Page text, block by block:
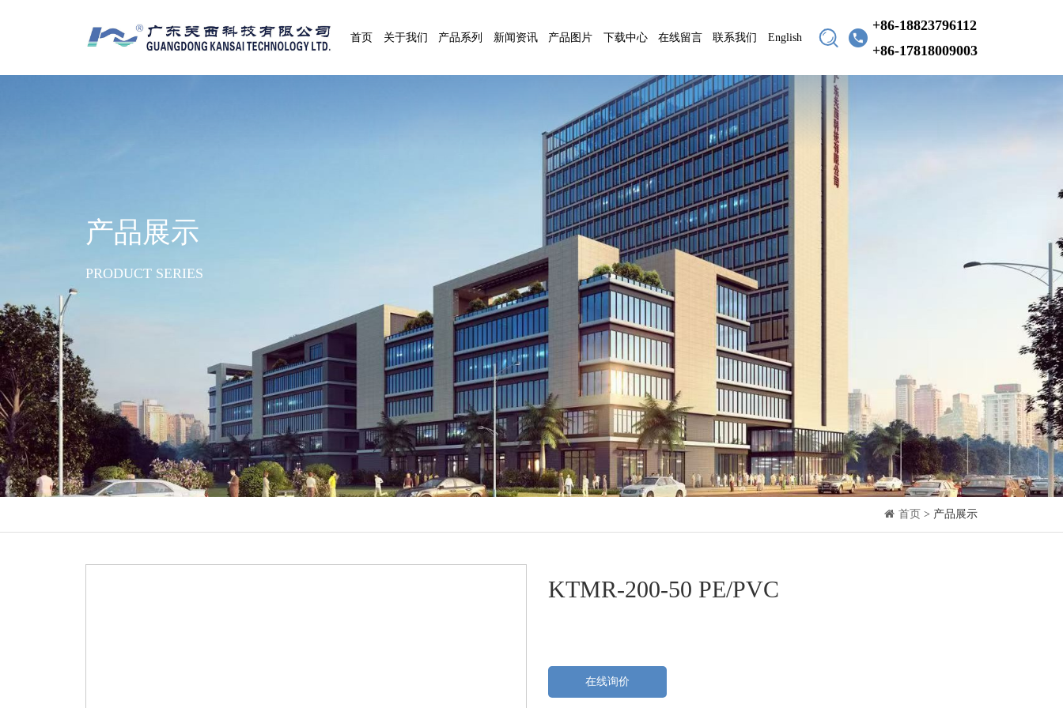
首页 关于我们 产品系列 新闻资讯 产品图片 下载中心 在线留言 联系我们 English
+86-18823796112
+86-17818009003
产品展示
PRODUCT SERIES
首页 > 产品展示
KTMR-200-50 PE/PVC
在线询价